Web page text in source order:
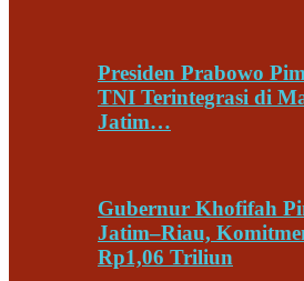
Presiden Prabowo
TNI Terintegrasi di
Jatim…
Gubernur Khofifah
Jatim–Riau,
Rp1,06 Triliun